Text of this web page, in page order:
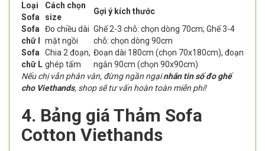
Loại
Sofa
Cách chọn
size
Gợi ý kích thước
Sofa
chữ I
Đo chiều dài
mặt ngồi
Ghế 2-3 chỗ: chọn dòng 70cm; Ghế 3-4
chỗ: chọn dòng 90cm
Sofa
chữ L
Chia 2 đoạn,
ghép tấm
Đoạn dài 180cm (chọn 70x180cm), đoạn
ngắn 90cm (chọn 90x90cm)
Nếu chị vẫn phân vân, đừng ngần ngạinhắn tin số đo ghế
cho Viethands, shop sẽ tư vấn hoàn toàn miễn phí!
4. Bảng giá Thảm Sofa
Cotton Viethands